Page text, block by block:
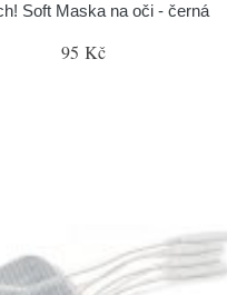
Soft Maska na oči - černá
95 Kč